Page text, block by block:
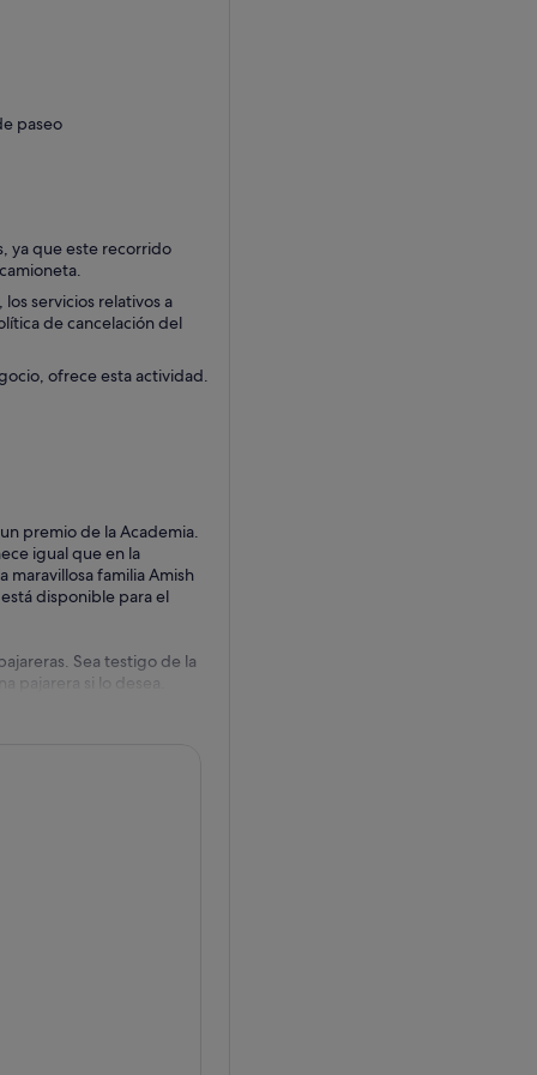
paseo
ya que este recorrido
servicios relativos a
de cancelación del
ofrece esta actividad.
premio de la Academia.
igual que en la
maravillosa familia Amish
disponible para el
Sea testigo de la
pajarera si lo desea.